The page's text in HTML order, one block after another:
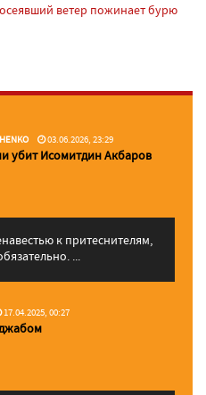
ветер пожинает бурю
03.06.2026, 23:29
убит Исомитдин Акбаров
к притеснителям,
...
17.04.2025, 00:27